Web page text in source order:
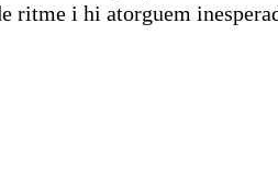
ritme i hi atorguem